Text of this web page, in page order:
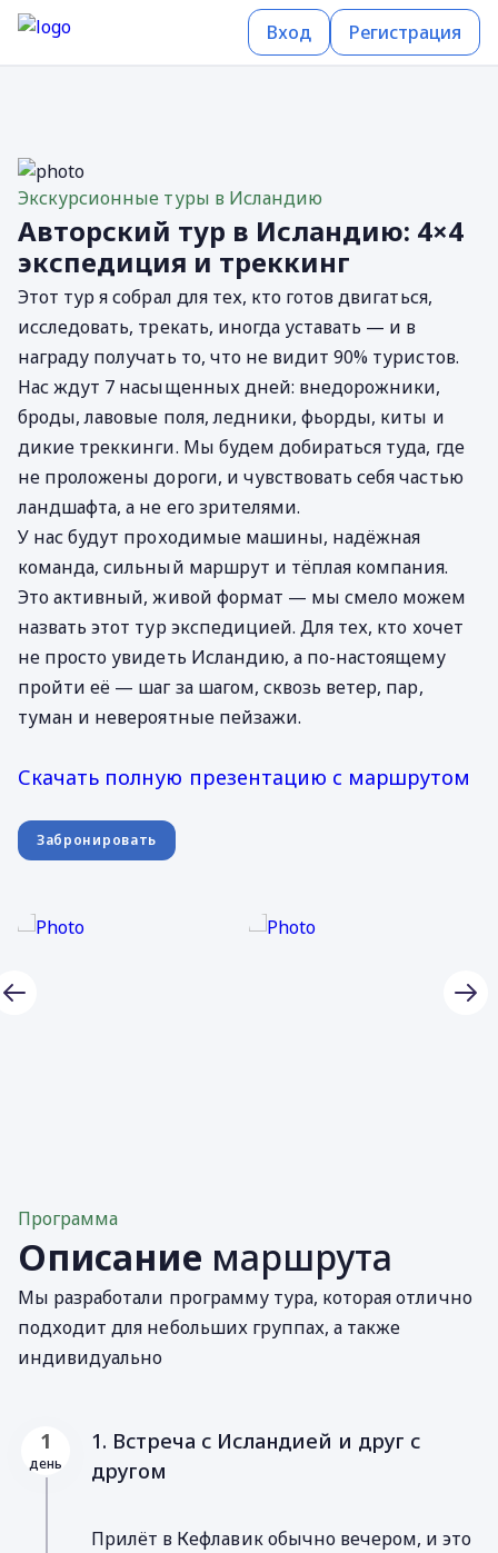
Вход Регистрация
Экскурсионные туры в Исландию
Авторский тур в Исландию: 4×4
экспедиция и треккинг
Этот тур я собрал для тех, кто готов двигаться,
исследовать, трекать, иногда уставать — и в
награду получать то, что не видит 90% туристов.
Нас ждут 7 насыщенных дней: внедорожники,
броды, лавовые поля, ледники, фьорды, киты и
дикие треккинги. Мы будем добираться туда, где
не проложены дороги, и чувствовать себя частью
ландшафта, а не его зрителями.
У нас будут проходимые машины, надёжная
команда, сильный маршрут и тёплая компания.
Это активный, живой формат — мы смело можем
назвать этот тур экспедицией. Для тех, кто хочет
не просто увидеть Исландию, а по-настоящему
пройти её — шаг за шагом, сквозь ветер, пар,
туман и невероятные пейзажи.
Скачать полную презентацию с маршрутом
Забронировать
Программа
Описание маршрута
Мы разработали программу тура, которая отлично
подходит для небольших группах, а также
индивидуально
1
день
1. Встреча с Исландией и друг с
другом
Прилёт в Кефлавик обычно вечером, и это